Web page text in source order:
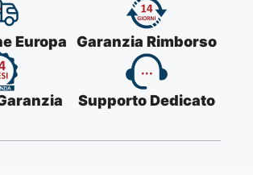
Europa Garanzia Rimborso
Supporto Dedicato